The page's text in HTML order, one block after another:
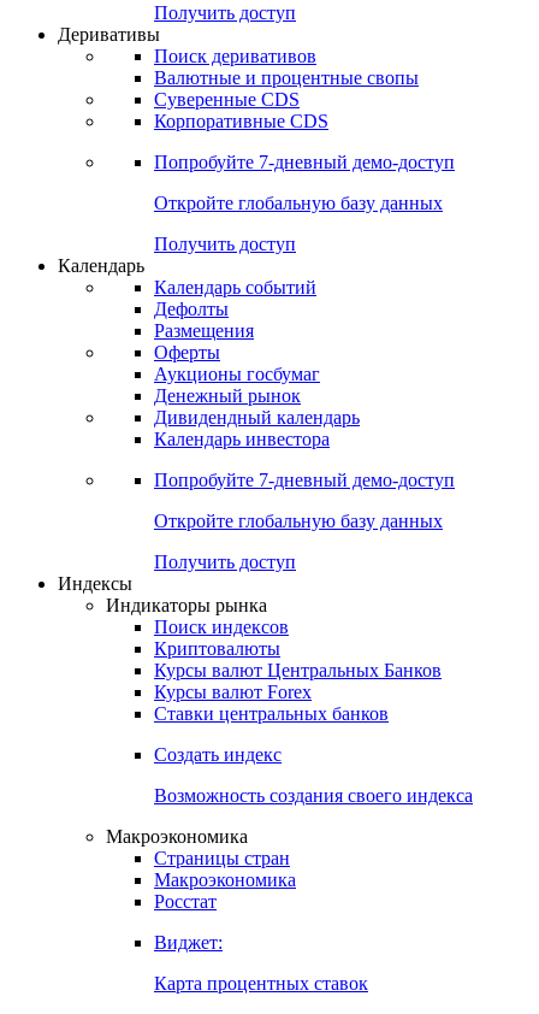
Получить доступ
Деривативы
Поиск деривативов
Валютные и процентные свопы
Суверенные CDS
Корпоративные CDS
Попробуйте 7-дневный демо-доступ
Откройте глобальную базу данных
Получить доступ
Календарь
Календарь событий
Дефолты
Размещения
Оферты
Аукционы госбумаг
Денежный рынок
Дивидендный календарь
Календарь инвестора
Попробуйте 7-дневный демо-доступ
Откройте глобальную базу данных
Получить доступ
Индексы
Индикаторы рынка
Поиск индексов
Криптовалюты
Курсы валют Центральных Банков
Курсы валют Forex
Ставки центральных банков
Создать индекс
Возможность создания своего индекса
Макроэкономика
Страницы стран
Макроэкономика
Росстат
Виджет:
Карта процентных ставок